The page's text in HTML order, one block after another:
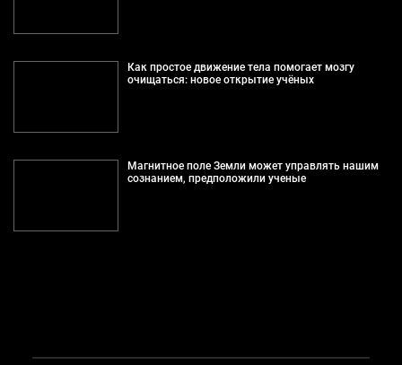
Как простое движение тела помогает мозгу
очищаться: новое открытие учёных
Магнитное поле Земли может управлять нашим
сознанием, предположили ученые